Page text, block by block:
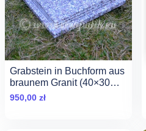
Grabstein in Buchform aus
braunem Granit (40×30
cm) – Edle Grabplatte
950,00 zł